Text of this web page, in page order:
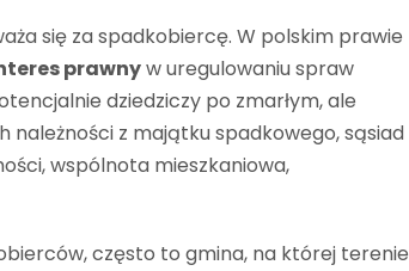
się za spadkobiercę. W polskim prawie
prawnyw uregulowaniu spraw
dziedziczy po zmarłym, ale
z majątku spadkowego, sąsiad
wspólnota mieszkaniowa,
często to gmina, na której terenie